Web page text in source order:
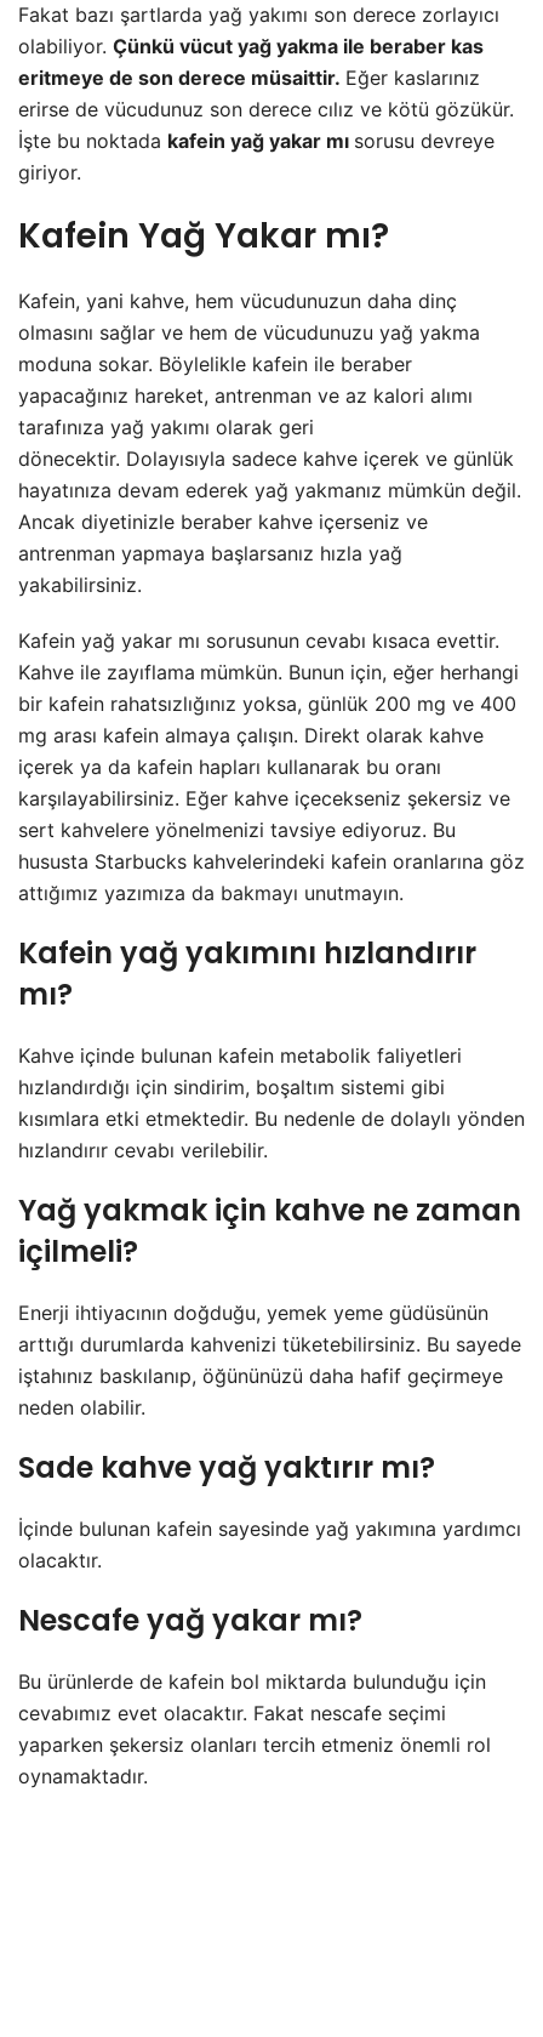
Fakat bazı şartlarda yağ yakımı son derece zorlayıcı
olabiliyor. Çünkü vücut yağ yakma ile beraber kas
eritmeye de son derece müsaittir. Eğer kaslarınız
erirse de vücudunuz son derece cılız ve kötü gözükür.
İşte bu noktada kafein yağ yakar mı sorusu devreye
giriyor.
Kafein Yağ Yakar mı?
Kafein, yani kahve, hem vücudunuzun daha dinç
olmasını sağlar ve hem de vücudunuzu yağ yakma
moduna sokar. Böylelikle kafein ile beraber
yapacağınız hareket, antrenman ve az kalori alımı
tarafınıza yağ yakımı olarak geri
dönecektir. Dolayısıyla sadece kahve içerek ve günlük
hayatınıza devam ederek yağ yakmanız mümkün değil.
Ancak diyetinizle beraber kahve içerseniz ve
antrenman yapmaya başlarsanız hızla yağ
yakabilirsiniz.
Kafein yağ yakar mı sorusunun cevabı kısaca evettir.
Kahve ile zayıflama mümkün. Bunun için, eğer herhangi
bir kafein rahatsızlığınız yoksa, günlük 200 mg ve 400
mg arası kafein almaya çalışın. Direkt olarak kahve
içerek ya da kafein hapları kullanarak bu oranı
karşılayabilirsiniz. Eğer kahve içecekseniz şekersiz ve
sert kahvelere yönelmenizi tavsiye ediyoruz. Bu
hususta Starbucks kahvelerindeki kafein oranlarına göz
attığımız yazımıza da bakmayı unutmayın.
Kafein yağ yakımını hızlandırır
mı?
Kahve içinde bulunan kafein metabolik faliyetleri
hızlandırdığı için sindirim, boşaltım sistemi gibi
kısımlara etki etmektedir. Bu nedenle de dolaylı yönden
hızlandırır cevabı verilebilir.
Yağ yakmak için kahve ne zaman
içilmeli?
Enerji ihtiyacının doğduğu, yemek yeme güdüsünün
arttığı durumlarda kahvenizi tüketebilirsiniz. Bu sayede
iştahınız baskılanıp, öğününüzü daha hafif geçirmeye
neden olabilir.
Sade kahve yağ yaktırır mı?
İçinde bulunan kafein sayesinde yağ yakımına yardımcı
olacaktır.
Nescafe yağ yakar mı?
Bu ürünlerde de kafein bol miktarda bulunduğu için
cevabımız evet olacaktır. Fakat nescafe seçimi
yaparken şekersiz olanları tercih etmeniz önemli rol
oynamaktadır.